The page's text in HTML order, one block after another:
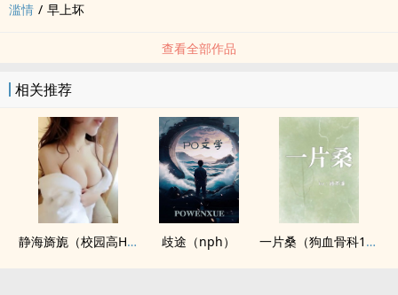
滥情 / 早上坏
查看全部作品
相关推荐
静海旖旎（校园高H） 歧途（nph） 一片桑（狗血骨科1v1）